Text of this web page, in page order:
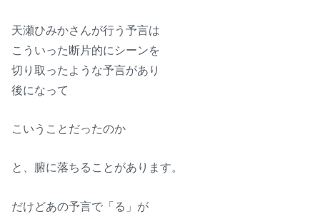
天瀬ひみかさんが行う予言は
こういった断片的にシーンを
切り取ったような予言があり
後になって
こいうことだったのか
と、腑に落ちることがあります。
だけどあの予言で「る」が